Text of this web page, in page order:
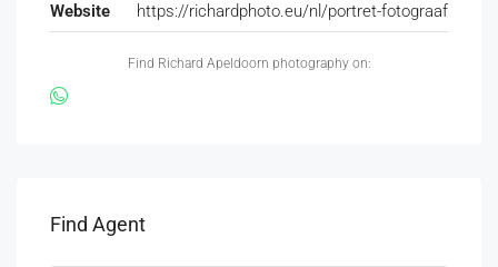
Website
https://richardphoto.eu/nl/portret-fotograaf
Find Richard Apeldoorn photography on:
Find Agent